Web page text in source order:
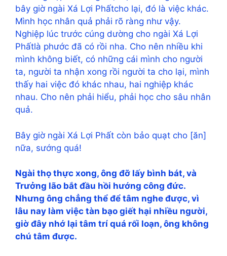
bây giờ ngài Xá Lợi Phấtcho lại, đó là việc khác.
Mình học nhân quả phải rõ ràng như vậy.
Nghiệp lúc trước cúng dường cho ngài Xá Lợi
Phấtlà phước đã có rồi nha. Cho nên nhiều khi
mình không biết, có những cái mình cho người
ta, người ta nhận xong rồi người ta cho lại, mình
thấy hai việc đó khác nhau, hai nghiệp khác
nhau. Cho nên phải hiểu, phải học cho sâu nhân
quả.
Bây giờ ngài Xá Lợi Phất còn bảo quạt cho [ăn]
nữa, sướng quá!
Ngài thọ thực xong, ông đỡ lấy bình bát, và
Trưởng lão bắt đầu hồi hướng công đức.
Nhưng ông chẳng thể để tâm nghe được, vì
lâu nay làm việc tàn bạo giết hại nhiều người,
giờ đây nhớ lại tâm trí quá rối loạn, ông không
chú tâm được.